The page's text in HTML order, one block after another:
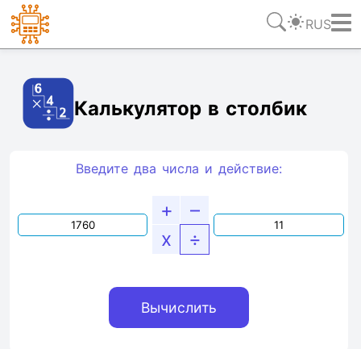
RUS
Калькулятор в столбик
Введите два числа и действие:
+
–
x
÷